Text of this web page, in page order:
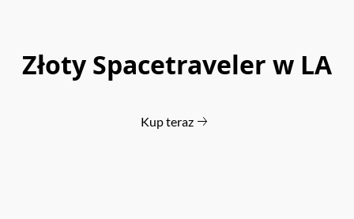
Złoty Spacetraveler w LA
Kup teraz